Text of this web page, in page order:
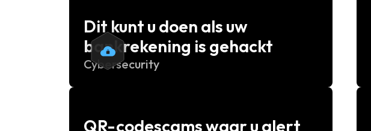
Dit kunt u doen als uw
bankrekening is gehackt
Cybersecurity
QR-codescams waar u alert